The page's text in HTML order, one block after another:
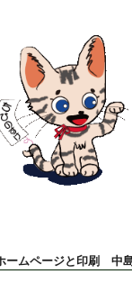
ームページと印刷 中